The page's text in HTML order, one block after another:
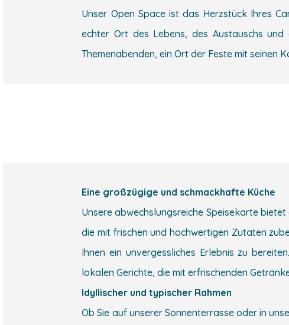
Unser Open Space ist das Herzstück Ihres
echter Ort des Lebens, des Austauschs und
Themenabenden, ein Ort der Feste mit seinen
Eine großzügige und schmackhafte Küche
Unsere abwechslungsreiche Speisekarte
die mit frischen und hochwertigen Zutaten
Ihnen ein unvergessliches Erlebnis zu
lokalen Gerichte, die mit erfrischenden
Idyllischer und typischer Rahmen
Ob Sie auf unserer Sonnenterrasse oder in